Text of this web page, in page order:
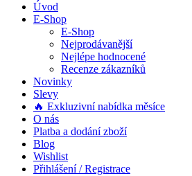
Úvod
E-Shop
E-Shop
Nejprodávanější
Nejlépe hodnocené
Recenze zákazníků
Novinky
Slevy
🔥 Exkluzivní nabídka měsíce
O nás
Platba a dodání zboží
Blog
Wishlist
Přihlášení / Registrace